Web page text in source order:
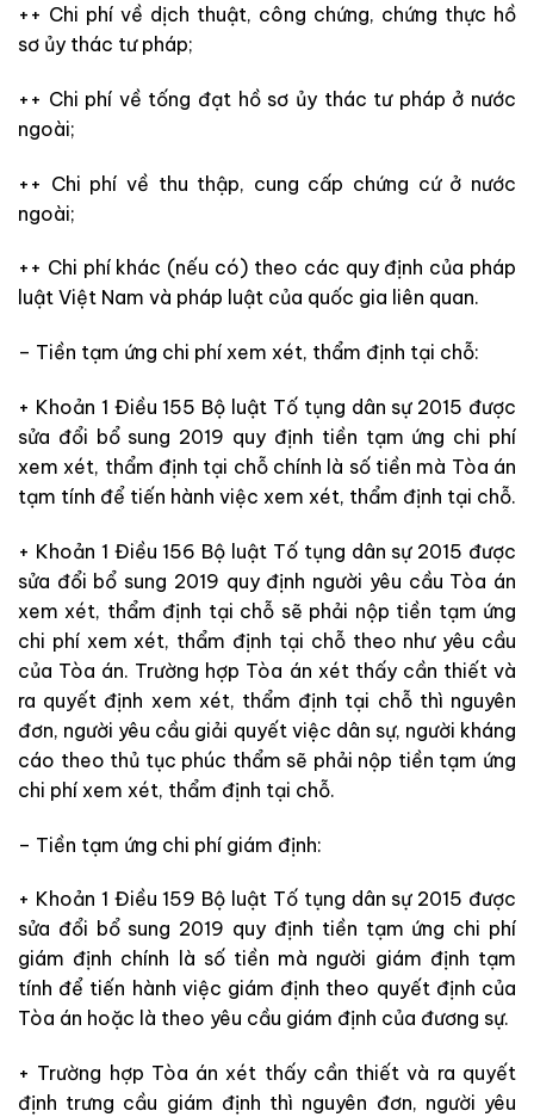
++ Chi phí về dịch thuật, công chứng, chứng thực hồ
sơ ủy thác tư pháp;
++ Chi phí về tống đạt hồ sơ ủy thác tư pháp ở nước
ngoài;
++ Chi phí về thu thập, cung cấp chứng cứ ở nước
ngoài;
++ Chi phí khác (nếu có) theo các quy định của pháp
luật Việt Nam và pháp luật của quốc gia liên quan.
– Tiền tạm ứng chi phí xem xét, thẩm định tại chỗ:
+ Khoản 1 Điều 155 Bộ luật Tố tụng dân sự 2015 được
sửa đổi bổ sung 2019 quy định tiền tạm ứng chi phí
xem xét, thẩm định tại chỗ chính là số tiền mà Tòa án
tạm tính để tiến hành việc xem xét, thẩm định tại chỗ.
+ Khoản 1 Điều 156 Bộ luật Tố tụng dân sự 2015 được
sửa đổi bổ sung 2019 quy định người yêu cầu Tòa án
xem xét, thẩm định tại chỗ sẽ phải nộp tiền tạm ứng
chi phí xem xét, thẩm định tại chỗ theo như yêu cầu
của Tòa án. Trường hợp Tòa án xét thấy cần thiết và
ra quyết định xem xét, thẩm định tại chỗ thì nguyên
đơn, người yêu cầu giải quyết việc dân sự, người kháng
cáo theo thủ tục phúc thẩm sẽ phải nộp tiền tạm ứng
chi phí xem xét, thẩm định tại chỗ.
– Tiền tạm ứng chi phí giám định:
+ Khoản 1 Điều 159 Bộ luật Tố tụng dân sự 2015 được
sửa đổi bổ sung 2019 quy định tiền tạm ứng chi phí
giám định chính là số tiền mà người giám định tạm
tính để tiến hành việc giám định theo quyết định của
Tòa án hoặc là theo yêu cầu giám định của đương sự.
+ Trường hợp Tòa án xét thấy cần thiết và ra quyết
định trưng cầu giám định thì nguyên đơn, người yêu